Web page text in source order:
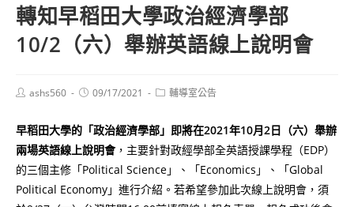
轉知早稻田大學政治經濟學部
10/2（六）舉辦英語線上說明會
Postashs560
Post09/17/2021
Post輔導室公告
早稻田大學的「政治經濟學部」即將在2021年10月2日（六）舉辦
兩場英語線上說明會，主要針對政經學部全英語授課學程（EDP）
的三個主修「Political Science」、「Economics」、「Global
Political Economy」進行介紹。若希望參加此次線上說明會，須